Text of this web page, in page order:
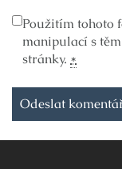
Použitím tohoto
manipulací s
stránky. *